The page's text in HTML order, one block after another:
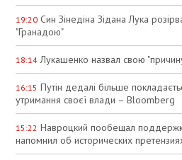
19:20 Син Зінедіна Зідана Лука
"Гранадою"
18:14 Лукашенко назвал свою
16:15 Путін дедалі більше
утримання своєї влади – Bloomberg
15:22 Навроцкий пообещал
напомнил об исторических